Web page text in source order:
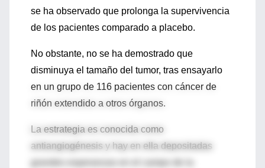
se ha observado que prolonga la supervivencia
de los pacientes comparado a placebo.
No obstante, no se ha demostrado que
disminuya el tamaño del tumor, tras ensayarlo
en un grupo de 116 pacientes con cáncer de
riñón extendido a otros órganos.
La estrategia es conocida como
antiangiogénesis y hay en ella depositadas
grandes esperanzas en el campo de la